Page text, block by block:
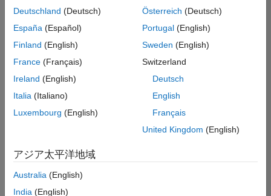
一
部
人
情
は
翻
れ
い
ま
Deutschland (Deutsch)
España (Español)
Finland (English)
France (Français)
Ireland (English)
Italia (Italiano)
Luxembourg (English)
Österreich (Deutsch)
Portugal(English)
Sweden (English)
Switzerland
Deutsch
English
Français
United Kingdom (English)
アジア太平洋地域
Australia (English)
India (English)